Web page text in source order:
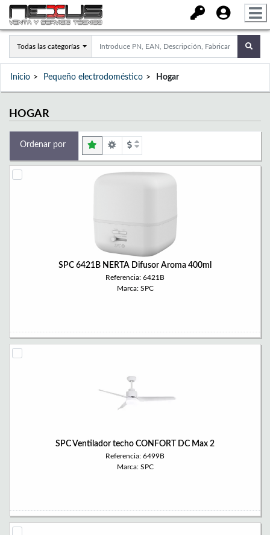
Todas las categorías
Inicio Pequeño electrodoméstico Hogar
HOGAR
Ordenar por
SPC 6421B NERTA Difusor Aroma 400ml
Referencia: 6421B
Marca: SPC
SPC Ventilador techo CONFORT DC Max 2
Referencia: 6499B
Marca: SPC